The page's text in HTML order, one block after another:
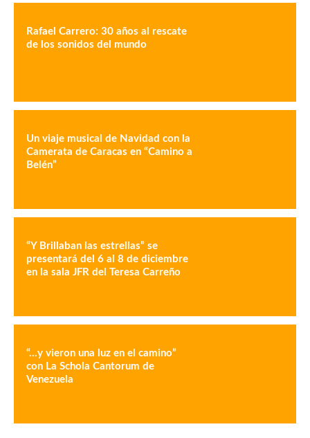
Rafael Carrero: 30 años al rescate
de los sonidos del mundo
Un viaje musical de Navidad con la
Camerata de Caracas en “Camino a
Belén”
“Y Brillaban las estrellas” se
presentará del 6 al 8 de diciembre
en la sala JFR del Teresa Carreño
“…y vieron una luz en el camino”
con La Schola Cantorum de
Venezuela